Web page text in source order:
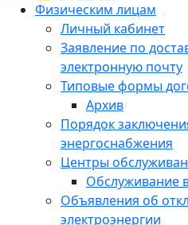
Физическим лицам
Личный кабинет
Заявление по
электронную почту
Типовые формы
Архив
Порядок
энергоснабжения
Центры
Обслуживание
Объявления об
электроэнергии